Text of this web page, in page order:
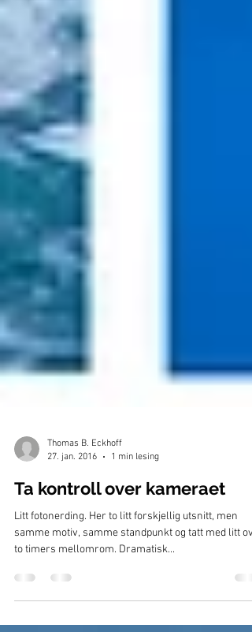
Thomas B. Eckhoff
27. jan. 2016
1 min lesing
Ta kontroll over kameraet
samme motiv, samme standpunkt og tatt med litt